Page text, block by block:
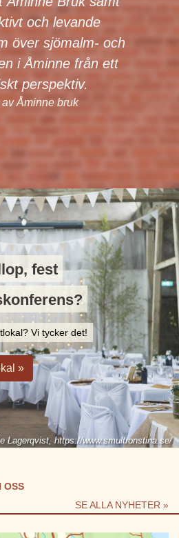
och levande
över sjömalm- och
i Åminne från ett
perspektiv.
avÅminne bruk
fest
Vi tycker det!
»
Lagerqvist, https://www.smultronstina.se/
OSS
SE ALLA NYHETER »